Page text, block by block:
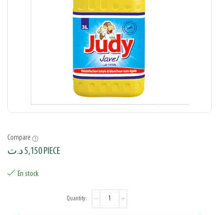
Compare
5,150د.ت PIECE
En stock